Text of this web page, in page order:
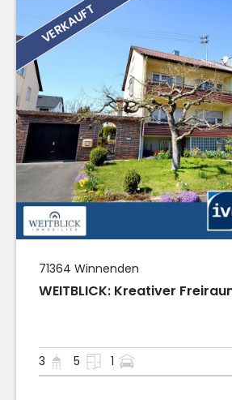
VERKAUFT
71364 Winnenden
WEITBLICK: Kreativer
3 5
1